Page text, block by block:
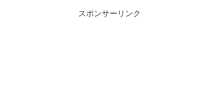
スポンサーリンク